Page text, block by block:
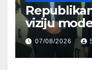
viziju
Njemačke
07/08/2026